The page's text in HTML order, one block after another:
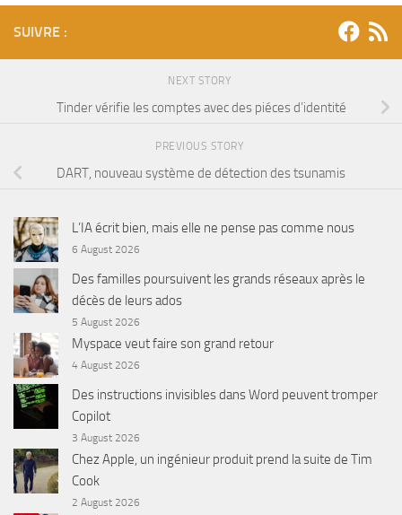
SUIVRE :
NEXT STORY
Tinder vérifie les comptes avec des piéces d’identité
PREVIOUS STORY
DART, nouveau système de détection des tsunamis
L’IA écrit bien, mais elle ne pense pas comme nous
6 August 2026
Des familles poursuivent les grands réseaux après le
décès de leurs ados
5 August 2026
Myspace veut faire son grand retour
4 August 2026
Des instructions invisibles dans Word peuvent tromper
Copilot
3 August 2026
Chez Apple, un ingénieur produit prend la suite de Tim
Cook
2 August 2026